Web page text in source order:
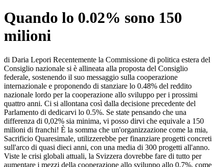
Quando lo 0.02% sono 150
milioni
di Daria Lepori Recentemente la Commissione di politica estera del
Consiglio nazionale si è allineata alla proposta del Consiglio
federale, sostenendo il suo messaggio sulla cooperazione
internazionale e proponendo di stanziare lo 0.48% del reddito
nazionale lordo per la cooperazione allo sviluppo per i prossimi
quattro anni. Ci si allontana così dalla decisione precedente del
Parlamento di dedicarvi lo 0.5%. Se state pensando che una
differenza di 0,02% sia minima, vi posso dirvi che equivale a 150
milioni di franchi! È la somma che un'organizzazione come la mia,
Sacrificio Quaresimale, utilizzerebbe per finanziare progetti concreti
sull'arco di quasi dieci anni, con una media di 300 progetti all'anno.
Viste le crisi globali attuali, la Svizzera dovrebbe fare di tutto per
aumentare i mezzi della cooperazione allo sviluppo allo 0.7%, come